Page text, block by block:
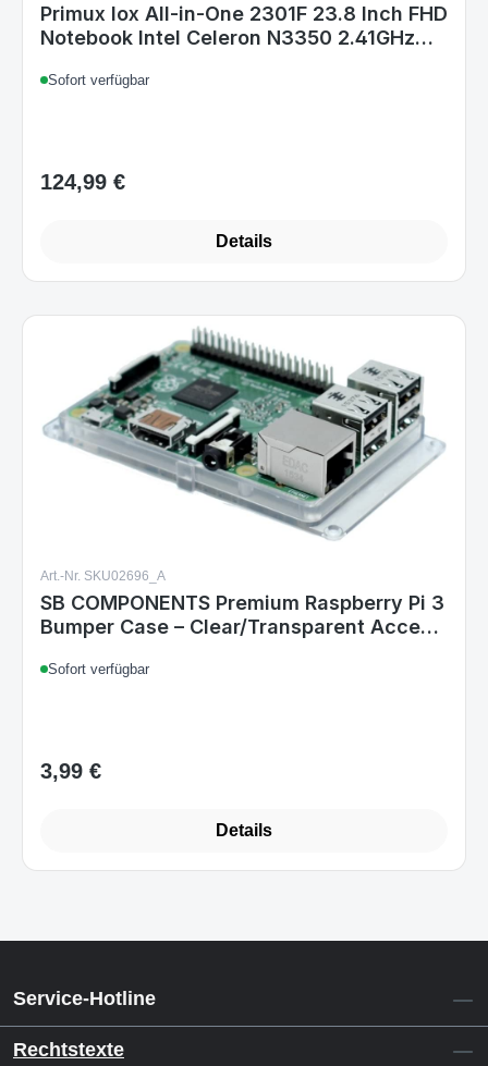
Primux Iox All-in-One 2301F 23.8 Inch FHD
Notebook Intel Celeron N3350 2.41GHz
Memory HDMI USB 3.0 2.0
Sofort verfügbar
Regulärer Preis:
124,99 €
Details
Art.-Nr. SKU02696_A
SB COMPONENTS Premium Raspberry Pi 3
Bumper Case – Clear/Transparent Access
Sofort verfügbar
Regulärer Preis:
3,99 €
Details
Service-Hotline
Rechtstexte